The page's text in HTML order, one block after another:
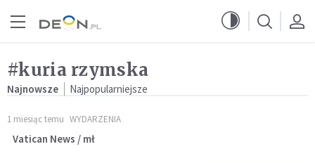
#kuria rzymska
Najnowsze Najpopularniejsze
1 miesiąc temu WYDARZENIA
Vatican News / mł